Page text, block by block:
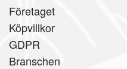
Företaget
Köpvillkor
GDPR
Branschen